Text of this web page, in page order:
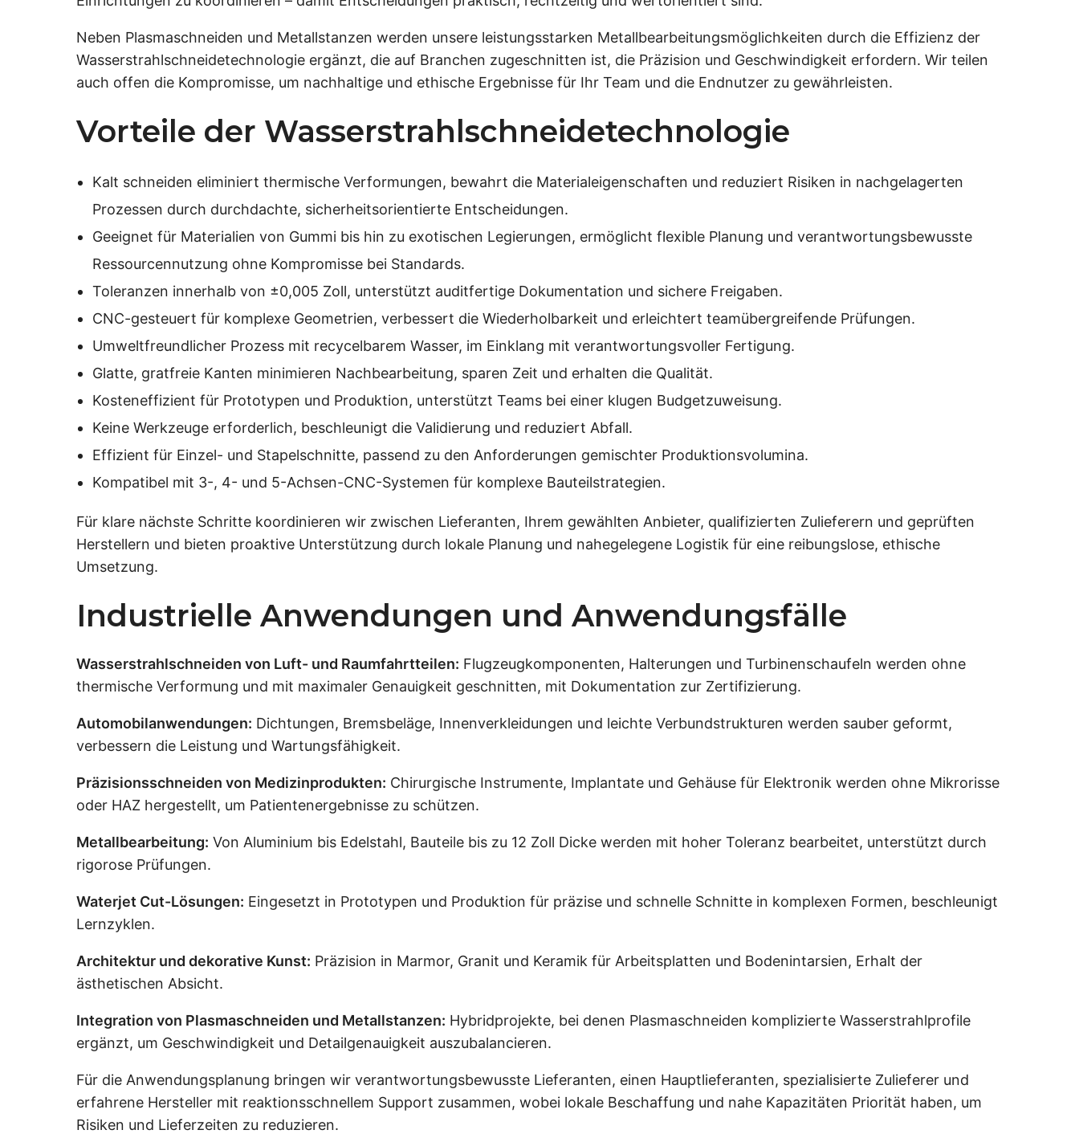
Neben Plasmaschneiden und Metallstanzen werden unsere leistungsstarken Metallbearbeitungsmöglichkeiten durch die Effizienz der
Wasserstrahlschneidetechnologie ergänzt, die auf Branchen zugeschnitten ist, die Präzision und Geschwindigkeit erfordern. Wir teilen
auch offen die Kompromisse, um nachhaltige und ethische Ergebnisse für Ihr Team und die Endnutzer zu gewährleisten.
Vorteile der Wasserstrahlschneidetechnologie
Kalt schneiden eliminiert thermische Verformungen, bewahrt die Materialeigenschaften und reduziert Risiken in nachgelagerten
Prozessen durch durchdachte, sicherheitsorientierte Entscheidungen.
Geeignet für Materialien von Gummi bis hin zu exotischen Legierungen, ermöglicht flexible Planung und verantwortungsbewusste
Ressourcennutzung ohne Kompromisse bei Standards.
Toleranzen innerhalb von ±0,005 Zoll, unterstützt auditfertige Dokumentation und sichere Freigaben.
CNC-gesteuert für komplexe Geometrien, verbessert die Wiederholbarkeit und erleichtert teamübergreifende Prüfungen.
Umweltfreundlicher Prozess mit recycelbarem Wasser, im Einklang mit verantwortungsvoller Fertigung.
Glatte, gratfreie Kanten minimieren Nachbearbeitung, sparen Zeit und erhalten die Qualität.
Kosteneffizient für Prototypen und Produktion, unterstützt Teams bei einer klugen Budgetzuweisung.
Keine Werkzeuge erforderlich, beschleunigt die Validierung und reduziert Abfall.
Effizient für Einzel- und Stapelschnitte, passend zu den Anforderungen gemischter Produktionsvolumina.
Kompatibel mit 3-, 4- und 5-Achsen-CNC-Systemen für komplexe Bauteilstrategien.
Für klare nächste Schritte koordinieren wir zwischen Lieferanten, Ihrem gewählten Anbieter, qualifizierten Zulieferern und geprüften
Herstellern und bieten proaktive Unterstützung durch lokale Planung und nahegelegene Logistik für eine reibungslose, ethische
Umsetzung.
Industrielle Anwendungen und Anwendungsfälle
Wasserstrahlschneiden von Luft- und Raumfahrtteilen: Flugzeugkomponenten, Halterungen und Turbinenschaufeln werden ohne
thermische Verformung und mit maximaler Genauigkeit geschnitten, mit Dokumentation zur Zertifizierung.
Automobilanwendungen: Dichtungen, Bremsbeläge, Innenverkleidungen und leichte Verbundstrukturen werden sauber geformt,
verbessern die Leistung und Wartungsfähigkeit.
Präzisionsschneiden von Medizinprodukten: Chirurgische Instrumente, Implantate und Gehäuse für Elektronik werden ohne Mikrorisse
oder HAZ hergestellt, um Patientenergebnisse zu schützen.
Metallbearbeitung: Von Aluminium bis Edelstahl, Bauteile bis zu 12 Zoll Dicke werden mit hoher Toleranz bearbeitet, unterstützt durch
rigorose Prüfungen.
Waterjet Cut-Lösungen: Eingesetzt in Prototypen und Produktion für präzise und schnelle Schnitte in komplexen Formen, beschleunigt
Lernzyklen.
Architektur und dekorative Kunst: Präzision in Marmor, Granit und Keramik für Arbeitsplatten und Bodenintarsien, Erhalt der
ästhetischen Absicht.
Integration von Plasmaschneiden und Metallstanzen: Hybridprojekte, bei denen Plasmaschneiden komplizierte Wasserstrahlprofile
ergänzt, um Geschwindigkeit und Detailgenauigkeit auszubalancieren.
Für die Anwendungsplanung bringen wir verantwortungsbewusste Lieferanten, einen Hauptlieferanten, spezialisierte Zulieferer und
erfahrene Hersteller mit reaktionsschnellem Support zusammen, wobei lokale Beschaffung und nahe Kapazitäten Priorität haben, um
Risiken und Lieferzeiten zu reduzieren.